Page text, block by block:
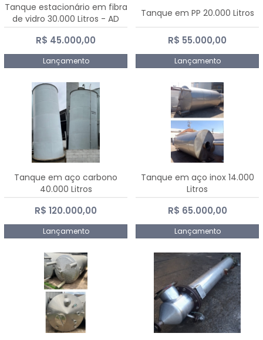
Tanque estacionário em fibra
de vidro 30.000 Litros - AD
Fibras
R$ 45.000,00
Lançamento
Tanque em PP 20.000 Litros
R$ 55.000,00
Lançamento
Tanque em aço carbono
40.000 Litros
R$ 120.000,00
Lançamento
Tanque em aço inox 14.000
Litros
R$ 65.000,00
Lançamento